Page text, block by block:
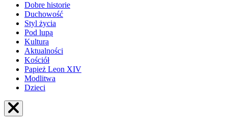
Dobre historie
Duchowość
Styl życia
Pod lupą
Kultura
Aktualności
Kościół
Papież Leon XIV
Modlitwa
Dzieci